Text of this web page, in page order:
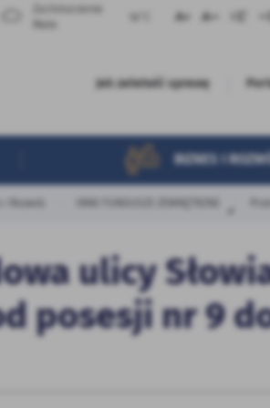
Jak załatwić sprawę
Sprawy według wydziałów
BIZNES I
ulicy
posesji nr 9